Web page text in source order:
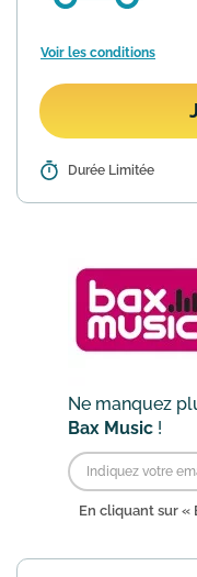
Voir les conditions
Détails : Pour
profitez-
Durée Limitée
Ne manquez
Bax Music !
En cliquant sur «